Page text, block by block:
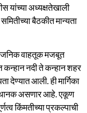
यांच्या अध्यक्षतेखाली
बैठकीत मान्यता
वाहतूक मजबूत
कन्हान नदी ते कन्हान शहर
देण्यात आली. ही मार्गिका
असणार आहे. एकूण
किंमतीच्या प्रकल्पाची